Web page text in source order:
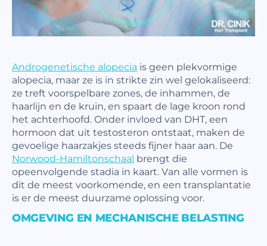
Androgenetische alopecia is geen plekvormige
alopecia, maar ze is in strikte zin wel gelokaliseerd:
ze treft voorspelbare zones, de inhammen, de
haarlijn en de kruin, en spaart de lage kroon rond
het achterhoofd. Onder invloed van DHT, een
hormoon dat uit testosteron ontstaat, maken de
gevoelige haarzakjes steeds fijner haar aan. De
Norwood-Hamiltonschaal brengt die
opeenvolgende stadia in kaart. Van alle vormen is
dit de meest voorkomende, en een transplantatie
is er de meest duurzame oplossing voor.
OMGEVING EN MECHANISCHE BELASTING